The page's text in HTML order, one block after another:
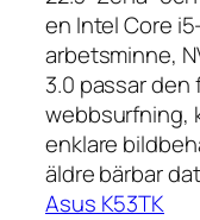
en Intel Core
arbetsminne,
3.0 passar
webbsurfning,
enklare
äldre bärbar
Asus K53TK